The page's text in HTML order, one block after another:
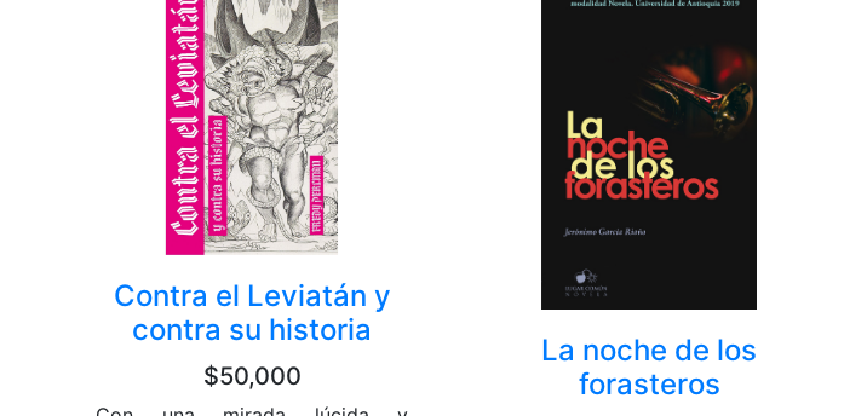
Contra el Leviatán y
contra su historia
$50,000
La noche de los
forasteros